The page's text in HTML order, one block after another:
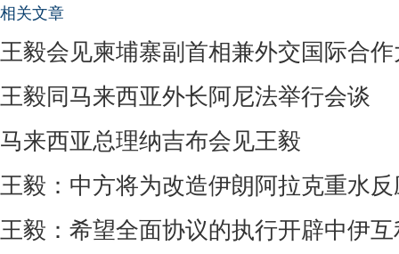
相关文章
王毅会见柬埔寨副首相兼外交国际合
王毅同马来西亚外长阿尼法举行会谈
马来西亚总理纳吉布会见王毅
王毅：中方将为改造伊朗阿拉克重水
王毅：希望全面协议的执行开辟中伊